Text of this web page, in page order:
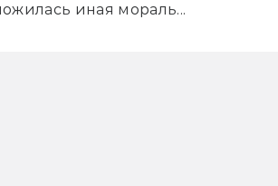
иная мораль...